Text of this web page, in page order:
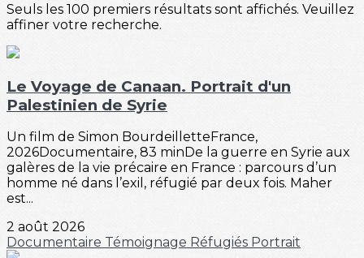
Seuls les 100 premiers résultats sont affichés. Veuillez
affiner votre recherche.
Le Voyage de Canaan. Portrait d'un
Palestinien de Syrie
Un film de Simon BourdeilletteFrance,
2026Documentaire, 83 minDe la guerre en Syrie aux
galères de la vie précaire en France : parcours d’un
homme né dans l’exil, réfugié par deux fois. Maher
est...
2 août 2026
Documentaire Témoignage Réfugiés Portrait